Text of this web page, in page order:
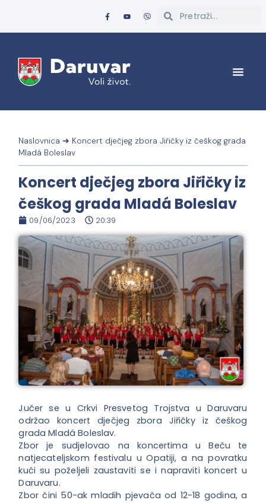
Naslovnica ➜ Koncert dječjeg zbora Jiřičky iz češkog grada
Mladá Boleslav
Koncert dječjeg zbora Jiřičky iz
češkog grada Mladá Boleslav
09/06/2023 20:39
Jučer se u Crkvi Presvetog Trojstva u Daruvaru
održao koncert dječjeg zbora Jiřičky iz češkog
grada Mladá Boleslav.
Zbor je sudjelovao na koncertima u Beču te
natjecateljskom festivalu u Opatiji, a na povratku
kući su poželjeli zaustaviti se i napraviti koncert u
Daruvaru.
Zbor čini 50-ak mladih pjevača od 12-18 godina, a